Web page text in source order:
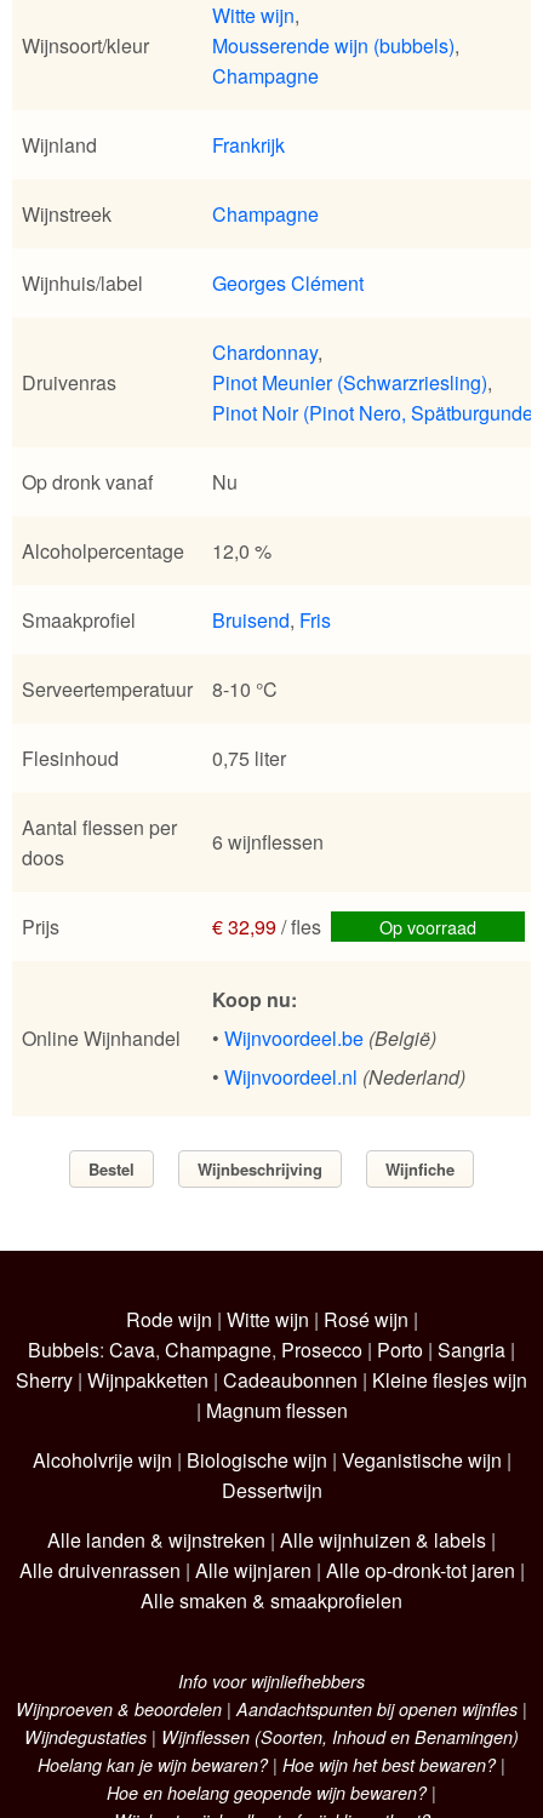
Wijnsoort/kleur
Witte wijn,
Mousserende wijn (bubbels),
Champagne
Wijnland Frankrijk
Wijnstreek Champagne
Wijnhuis/label Georges Clément
Druivenras
Chardonnay,
Pinot Meunier (Schwarzriesling),
Pinot Noir (Pinot Nero,
Op dronk vanaf Nu
Alcoholpercentage 12,0 %
Smaakprofiel Bruisend, Fris
Serveertemperatuur 8-10 °C
Flesinhoud 0,75 liter
Aantal flessen per
doos
6 wijnflessen
Prijs € 32,99/ fles Op voorraad
Online Wijnhandel
Koop nu:
• Wijnvoordeel.be (België)
• Wijnvoordeel.nl (Nederland)
Bestel Wijnbeschrijving Wijnfiche
Rode wijn | Witte wijn | Rosé wijn |
Bubbels: Cava, Champagne, Prosecco | Porto | Sangria |
Sherry | Wijnpakketten | Cadeaubonnen | Kleine flesjes wijn
| Magnum flessen
Alcoholvrije wijn | Biologische wijn | Veganistische wijn |
Dessertwijn
Alle landen & wijnstreken | Alle wijnhuizen & labels |
Alle druivenrassen | Alle wijnjaren | Alle op-dronk-tot jaren |
Alle smaken & smaakprofielen
Info voor wijnliefhebbers
Wijnproeven & beoordelen | Aandachtspunten bij openen wijnfles |
Wijndegustaties | Wijnflessen (Soorten, Inhoud en Benamingen)
Hoelang kan je wijn bewaren?| Hoe wijn het best bewaren?|
Hoe en hoelang geopende wijn bewaren?|